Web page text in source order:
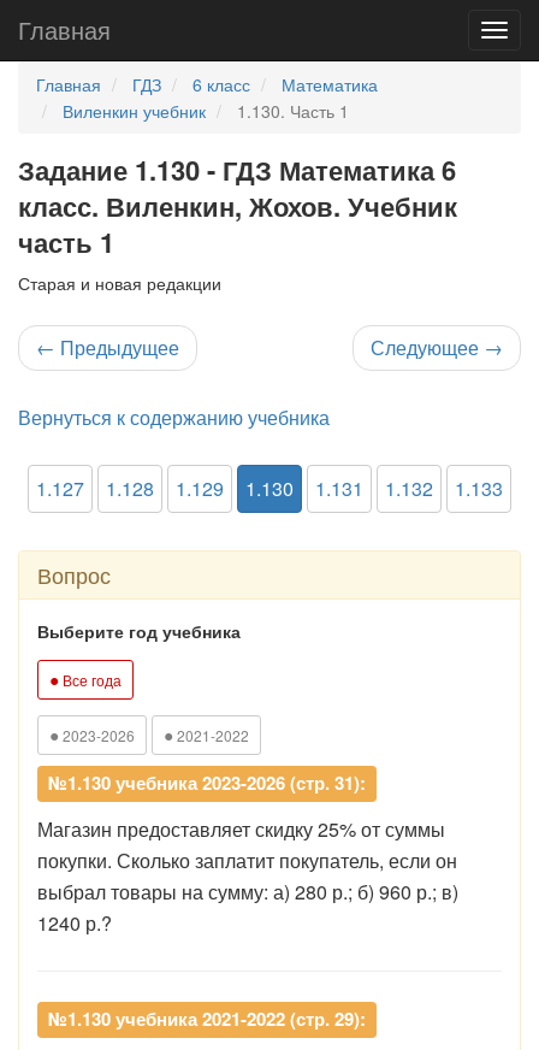
Главная
Главная ГДЗ 6 класс
Математика
Виленкин учебник
1.130. Часть 1
Задание 1.130 - ГДЗ Математика 6
класс. Виленкин, Жохов. Учебник
часть 1
Старая и новая редакции
← Предыдущее Следующее →
Вернуться к содержанию учебника
1.127 1.128 1.129 1.130 1.131 1.132 1.133
Вопрос
Выберите год учебника
● Все года
● 2023-2026 ● 2021-2022
№1.130 учебника 2023-2026 (стр. 31):
Магазин предоставляет скидку 25% от суммы
покупки. Сколько заплатит покупатель, если он
выбрал товары на сумму: а) 280 р.; б) 960 р.; в)
1240 р.?
№1.130 учебника 2021-2022 (стр. 29):